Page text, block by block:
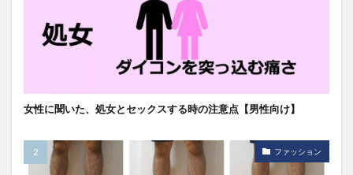
女性に聞いた、処女とセックスする時の注意点【男性向け】
ファッション